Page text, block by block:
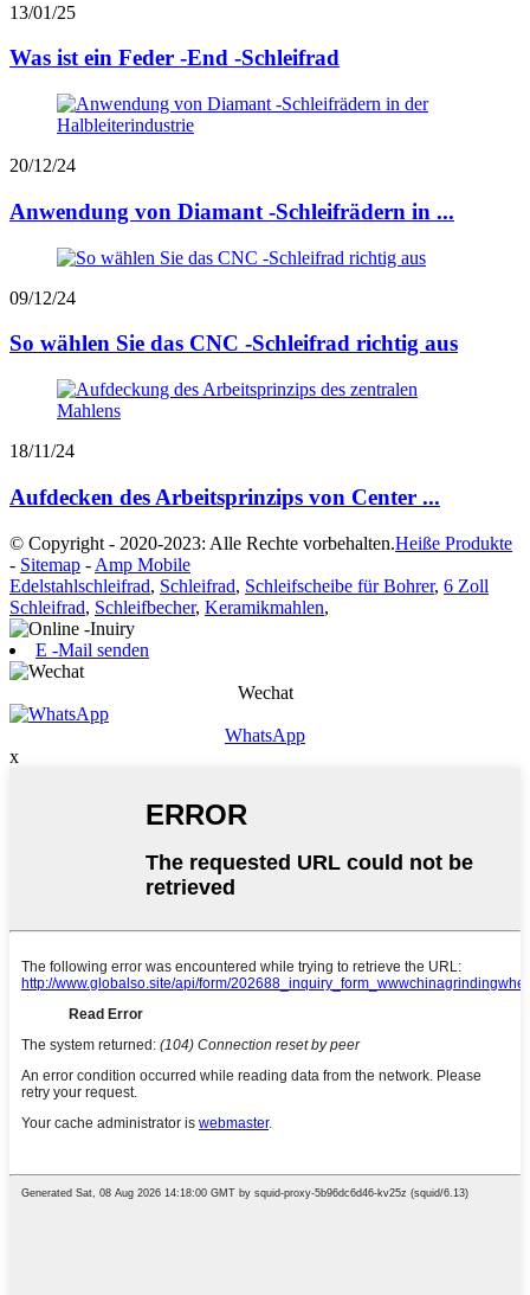
13/01/25
Was ist ein Feder -End -Schleifrad
20/12/24
Anwendung von Diamant -Schleifrädern in ...
09/12/24
So wählen Sie das CNC -Schleifrad richtig aus
18/11/24
Aufdecken des Arbeitsprinzips von Center ...
© Copyright - 2020-2023: Alle Rechte vorbehalten.Heiße Produkte
- Sitemap - Amp Mobile
Edelstahlschleifrad, Schleifrad, Schleifscheibe für Bohrer, 6 Zoll
Schleifrad, Schleifbecher, Keramikmahlen,
E -Mail senden
Wechat
WhatsApp
x